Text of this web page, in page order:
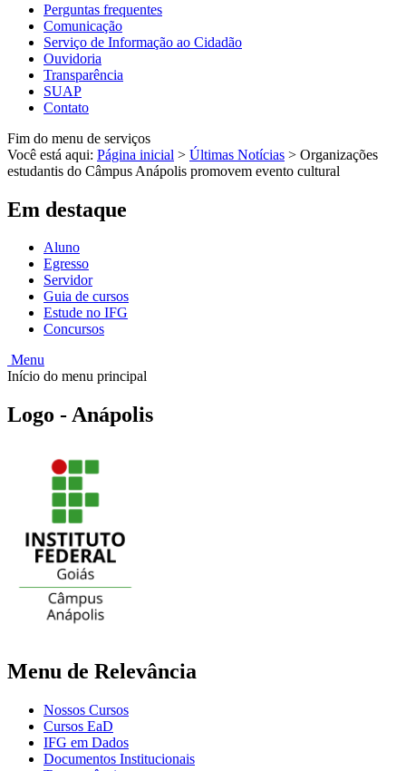
Perguntas frequentes
Comunicação
Serviço de Informação ao Cidadão
Ouvidoria
Transparência
SUAP
Contato
Fim do menu de serviços
Você está aqui: Página inicial > Últimas Notícias > Organizações
estudantis do Câmpus Anápolis promovem evento cultural
Em destaque
Aluno
Egresso
Servidor
Guia de cursos
Estude no IFG
Concursos
Menu
Início do menu principal
Logo - Anápolis
Menu de Relevância
Nossos Cursos
Cursos EaD
IFG em Dados
Documentos Institucionais